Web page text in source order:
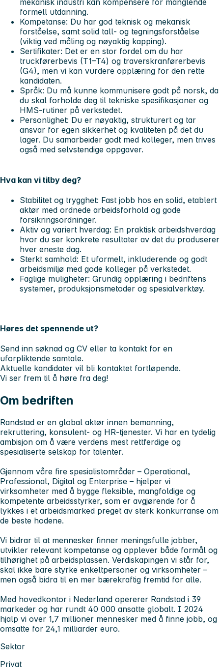
mekanisk industri kan kompensere for manglende
formell utdanning.
Kompetanse: Du har god teknisk og mekanisk
forståelse, samt solid tall- og tegningsforståelse
(viktig ved måling og nøyaktig kapping).
Sertifikater: Det er en stor fordel om du har
truckførerbevis (T1–T4) og traverskranførerbevis
(G4), men vi kan vurdere opplæring for den rette
kandidaten.
Språk: Du må kunne kommunisere godt på norsk, da
du skal forholde deg til tekniske spesifikasjoner og
HMS-rutiner på verkstedet.
Personlighet: Du er nøyaktig, strukturert og tar
ansvar for egen sikkerhet og kvaliteten på det du
lager. Du samarbeider godt med kolleger, men trives
også med selvstendige oppgaver.
Hva kan vi tilby deg?
Stabilitet og trygghet: Fast jobb hos en solid, etablert
aktør med ordnede arbeidsforhold og gode
forsikringsordninger.
Aktiv og variert hverdag: En praktisk arbeidshverdag
hvor du ser konkrete resultater av det du produserer
hver eneste dag.
Sterkt samhold: Et uformelt, inkluderende og godt
arbeidsmiljø med gode kolleger på verkstedet.
Faglige muligheter: Grundig opplæring i bedriftens
systemer, produksjonsmetoder og spesialverktøy.
Høres det spennende ut?
Send inn søknad og CV eller ta kontakt for en
uforpliktende samtale.
Aktuelle kandidater vil bli kontaktet fortløpende.
Vi ser frem til å høre fra deg!
Om bedriften
Randstad er en global aktør innen bemanning,
rekruttering, konsulent- og HR-tjenester. Vi har en tydelig
ambisjon om å være verdens mest rettferdige og
spesialiserte selskap for talenter.
Gjennom våre fire spesialistområder – Operational,
Professional, Digital og Enterprise – hjelper vi
virksomheter med å bygge fleksible, mangfoldige og
kompetente arbeidsstyrker, som er avgjørende for å
lykkes i et arbeidsmarked preget av sterk konkurranse om
de beste hodene.
Vi bidrar til at mennesker finner meningsfulle jobber,
utvikler relevant kompetanse og opplever både formål og
tilhørighet på arbeidsplassen. Verdiskapingen vi står for,
skal ikke bare styrke enkeltpersoner og virksomheter –
men også bidra til en mer bærekraftig fremtid for alle.
Med hovedkontor i Nederland opererer Randstad i 39
markeder og har rundt 40 000 ansatte globalt. I 2024
hjalp vi over 1,7 millioner mennesker med å finne jobb, og
omsatte for 24,1 milliarder euro.
Sektor
Privat